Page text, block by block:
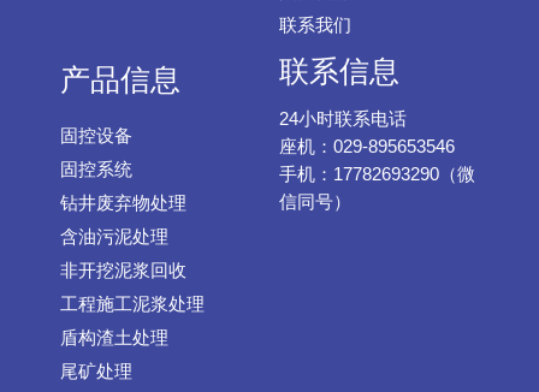
联系我们
产品信息
固控设备
固控系统
钻井废弃物处理
含油污泥处理
非开挖泥浆回收
工程施工泥浆处理
盾构渣土处理
尾矿处理
联系信息
24小时联系电话
座机：029-895653546
手机：17782693290（微
信同号）